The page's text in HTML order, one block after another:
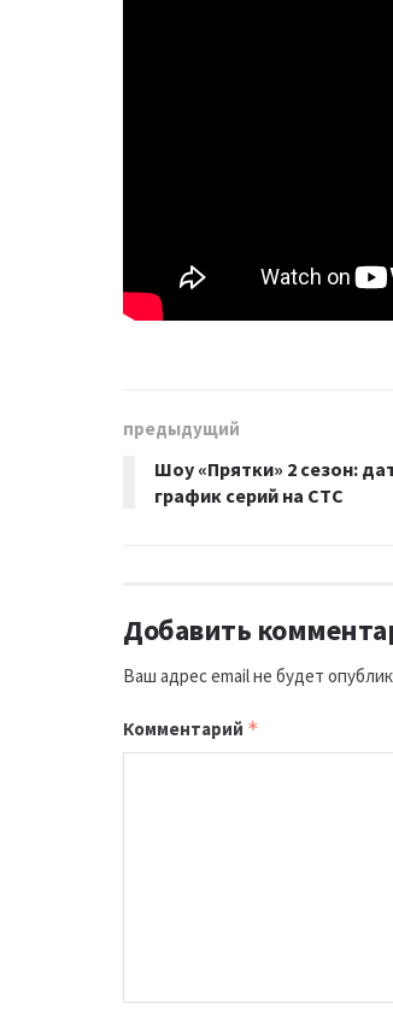
предыдущий
Шоу «Прятки» 2 сезон:
график серий на СТС
Добавить
Ваш адрес email не будет
Комментарий *